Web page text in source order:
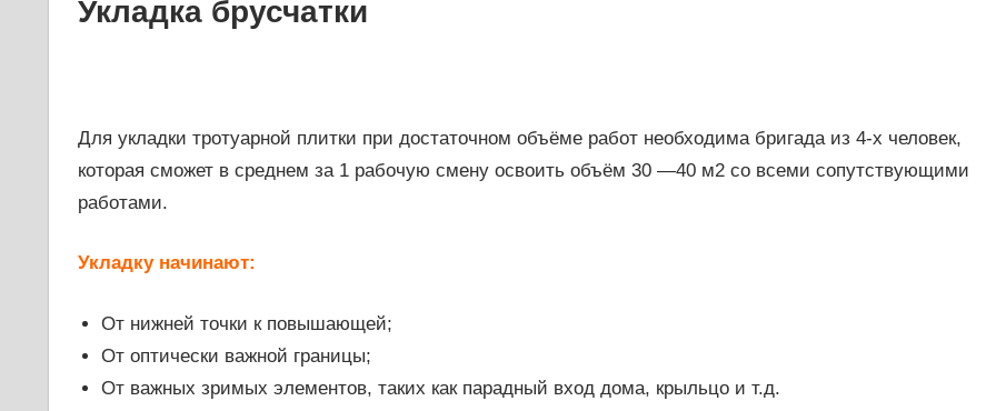
Укладка брусчатки
Для укладки тротуарной плитки при достаточном объёме работ необходима бригада из 4-х человек,
которая сможет в среднем за 1 рабочую смену освоить объём 30 —40 м2 со всеми сопутствующими
работами.
Укладку начинают:
От нижней точки к повышающей;
От оптически важной границы;
От важных зримых элементов, таких как парадный вход дома, крыльцо и т.д.